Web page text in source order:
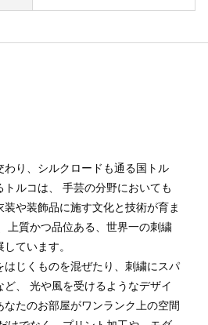
り、シルクロードも通る国トル
トルコは、 手芸の分野においても
や装飾品に施す文化と技術が育ま
上質かつ品位ある、世界一の刺繍
ています。
じくものを混ぜたり、刺繍にスパ
ど、 光や風を受けるようなデザイ
なたのお部屋がワンランク上の空間